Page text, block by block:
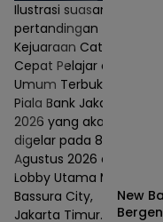
Ilustrasi suasana
pertandingan
Kejuaraan Catur
Cepat Pelajar dan
Umum Terbuka
Piala Bank Jakarta
2026 yang akan
digelar pada 8–9
Agustus 2026 di
Lobby Utama Mall
Bassura City,
Jakarta Timur.
New